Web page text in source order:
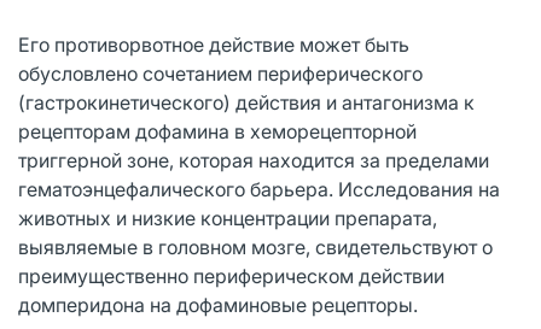
Его противорвотное действие может быть
обусловлено сочетанием периферического
(гастрокинетического) действия и антагонизма к
рецепторам дофамина в хеморецепторной
триггерной зоне, которая находится за пределами
гематоэнцефалического барьера. Исследования на
животных и низкие концентрации препарата,
выявляемые в головном мозге, свидетельствуют о
преимущественно периферическом действии
домперидона на дофаминовые рецепторы.